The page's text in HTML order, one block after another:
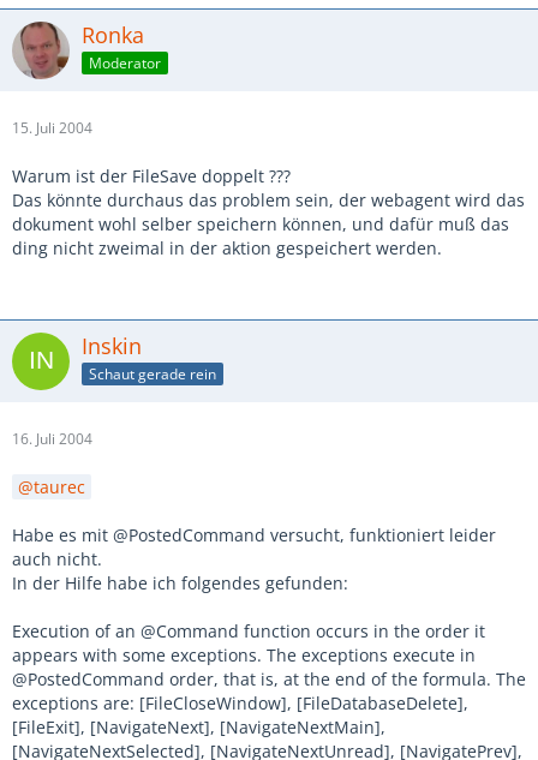
Ronka
Moderator
15. Juli 2004
Warum ist der FileSave doppelt ???
Das könnte durchaus das problem sein, der webagent wird das
dokument wohl selber speichern können, und dafür muß das
ding nicht zweimal in der aktion gespeichert werden.
Inskin
Schaut gerade rein
16. Juli 2004
taurec
Habe es mit @PostedCommand versucht, funktioniert leider
auch nicht.
In der Hilfe habe ich folgendes gefunden:
Execution of an @Command function occurs in the order it
appears with some exceptions. The exceptions execute in
@PostedCommand order, that is, at the end of the formula. The
exceptions are: [FileCloseWindow], [FileDatabaseDelete],
[FileExit], [NavigateNext], [NavigateNextMain],
[NavigateNextSelected], [NavigateNextUnread], [NavigatePrev],